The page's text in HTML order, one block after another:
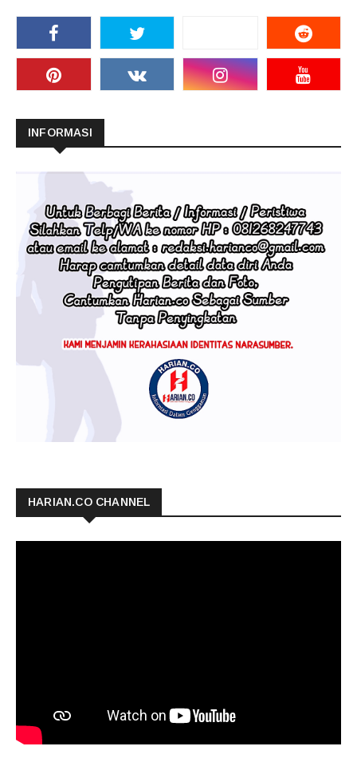
INFORMASI
HARIAN.CO CHANNEL